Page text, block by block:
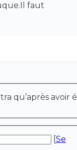
faut
qu’après avoir
[Se